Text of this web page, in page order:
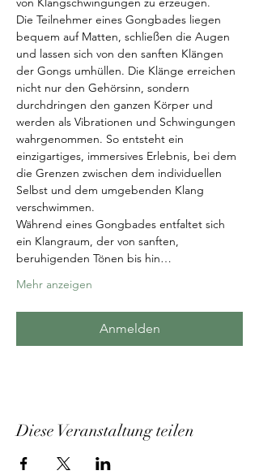
Die Teilnehmer eines Gongbades liegen
bequem auf Matten, schließen die Augen
und lassen sich von den sanften Klängen
der Gongs umhüllen. Die Klänge erreichen
nicht nur den Gehörsinn, sondern
durchdringen den ganzen Körper und
werden als Vibrationen und Schwingungen
wahrgenommen. So entsteht ein
einzigartiges, immersives Erlebnis, bei dem
die Grenzen zwischen dem individuellen
Selbst und dem umgebenden Klang
verschwimmen.
Während eines Gongbades entfaltet sich
ein Klangraum, der von sanften,
beruhigenden Tönen bis hin…
Mehr anzeigen
Anmelden
Diese Veranstaltung teilen